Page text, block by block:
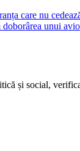
care nu
unui
și social,